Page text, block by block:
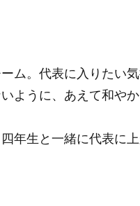
ム。代表に入りたい
ように、あえて和や
年生と一緒に代表に上